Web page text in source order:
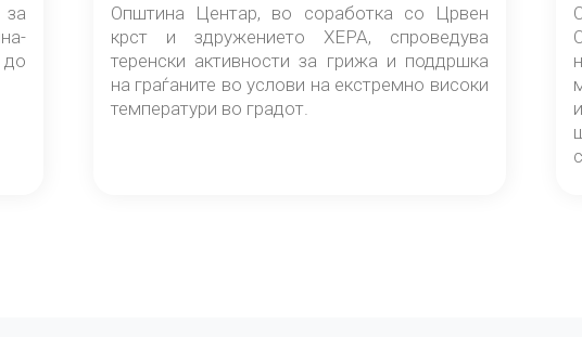
Општина Центар, во соработка со Црвен
крст и здружението ХЕРА, спроведува
теренски активности за грижа и поддршка
на граѓаните во услови на екстремно високи
температури во градот.